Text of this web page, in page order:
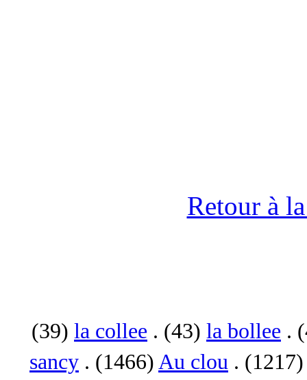
Retour à
(39) la collee . (43) la bollee .
sancy . (1466) Au clou .